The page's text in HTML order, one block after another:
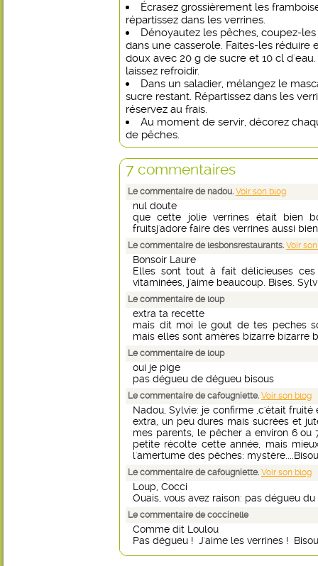
Écrasez grossièrement les
répartissez dans les verrines.
Dénoyautez les pêches, coupez-
dans une casserole. Faites-les
doux avec 20 g de sucre et 10 cl
laissez refroidir.
Dans un saladier, mélangez le
sucre restant. Répartissez dans les
réservez au frais.
Au moment de servir, décorez
de pêches.
7 commentaires
Le commentaire de nadou. Voir son blog
nul doute
que cette jolie verrines était bien
fruitsj'adore faire des verrines aussi
Le commentaire de lesbonsrestaurants. Voir
Bonsoir Laure
Elles sont tout à fait délicieuses ces
vitaminées, j'aime beaucoup. Bises.
Le commentaire de loup
extra ta recette
mais dit moi le gout de tes peches
mais elles sont amères bizarre bizarre
Le commentaire de loup
oui je pige
pas dégueu de dégueu bisous
Le commentaire de cafougniette. Voir son blog
Nadou, Sylvie: je confirme ,c'était
extra, un peu dures mais sucrées et
mes parents, le pêcher a environ 6 ou
petite récolte cette année, mais
l'amertume des pêches:
Le commentaire de cafougniette. Voir son blog
Loup, Cocci
Ouais, vous avez raison: pas dégueu du
Le commentaire de coccinelle
Comme dit Loulou
Pas dégueu ! J'aime les verrines !